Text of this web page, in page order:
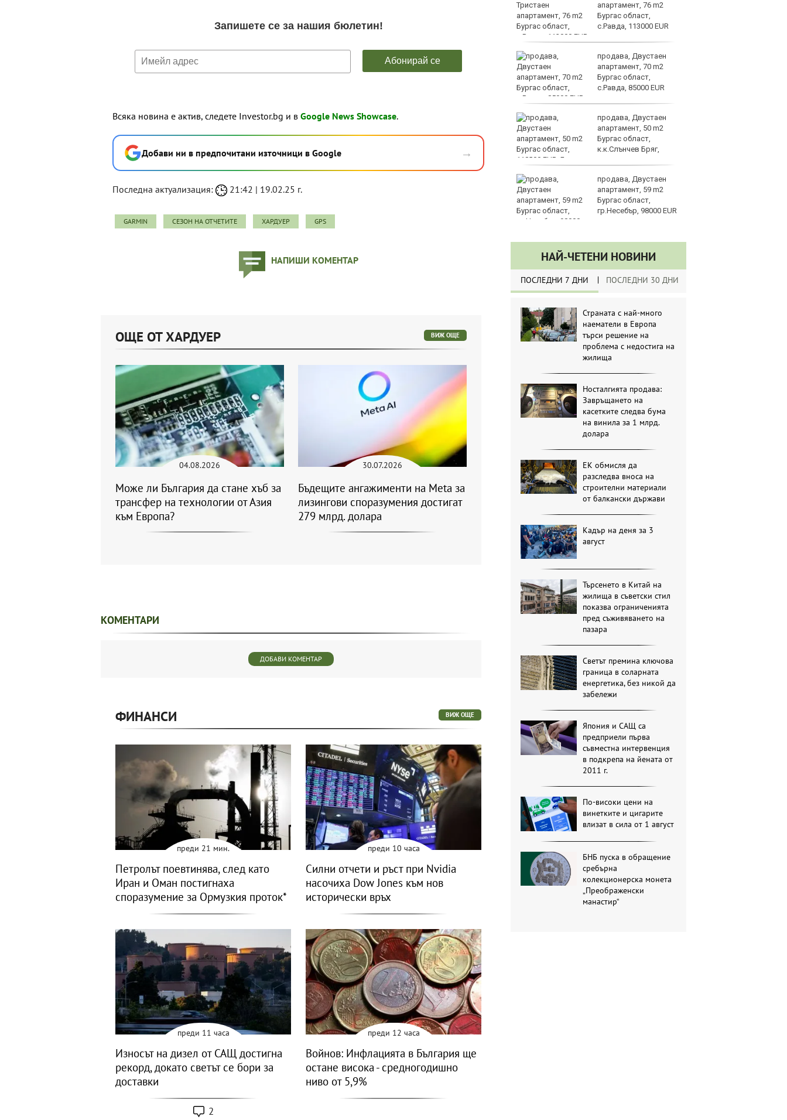
Всяка новина е актив, следете Investor.bg и в Google News Showcase.
Добави ни в предпочитани източници в Google →
Последна актуализация: 21:42 | 19.02.25 г.
GARMIN СЕЗОН НА ОТЧЕТИТЕ ХАРДУЕР GPS
НАПИШИ КОМЕНТАР
Жълт код за опасно
горещо време в
апартамент, 76 m2
Бургас област,
с.Равда, 113000 EUR
продава, Двустаен
апартамент, 70 m2
Бургас област,
с.Равда, 85000 EUR
продава, Двустаен
апартамент, 50 m2
Бургас област,
к.к.Слънчев Бряг,
118000 EUR
продава, Двустаен
апартамент, 59 m2
Бургас област,
гр.Несебър, 98000 EUR
НАЙ-ЧЕТЕНИ НОВИНИ
ПОСЛЕДНИ 7 ДНИ ПОСЛЕДНИ 30 ДНИ
Страната с най-много
наематели в Европа
търси решение на
проблема с недостига на
жилища
Носталгията продава:
Завръщането на
касетките следва бума
на винила за 1 млрд.
долара
ЕК обмисля да
разследва вноса на
строителни материали
от балкански държави
Кадър на деня за 3
август
Търсенето в Китай на
жилища в съветски стил
показва ограниченията
пред съживяването на
пазара
Светът премина ключова
граница в соларната
енергетика, без никой да
забележи
Япония и САЩ са
предприели първа
съвместна интервенция
в подкрепа на йената от
2011 г.
По-високи цени на
винетките и цигарите
влизат в сила от 1 август
БНБ пуска в обращение
сребърна
колекционерска монета
„Преображенски
манастир“
ОЩЕ ОТ ХАРДУЕР ВИЖ ОЩЕ
04.08.2026
Може ли България да стане хъб за
трансфер на технологии от Азия
към Европа?
30.07.2026
Бъдещите ангажименти на Meta за
лизингови споразумения достигат
279 млрд. долара
КОМЕНТАРИ
ДОБАВИ КОМЕНТАР
ФИНАНСИ ВИЖ ОЩЕ
преди 21 мин.
Петролът поевтинява, след като
Иран и Оман постигнаха
споразумение за Ормузкия проток*
преди 10 часа
Силни отчети и ръст при Nvidia
насочиха Dow Jones към нов
исторически връх
преди 11 часа
Износът на дизел от САЩ достигна
рекорд, докато светът се бори за
доставки
2
преди 12 часа
Войнов: Инфлацията в България ще
остане висока - средногодишно
ниво от 5,9%